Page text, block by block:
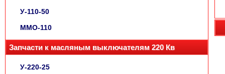
У-110-50
ММО-110
Запчасти к масляным выключателям 220 Кв
У-220-25